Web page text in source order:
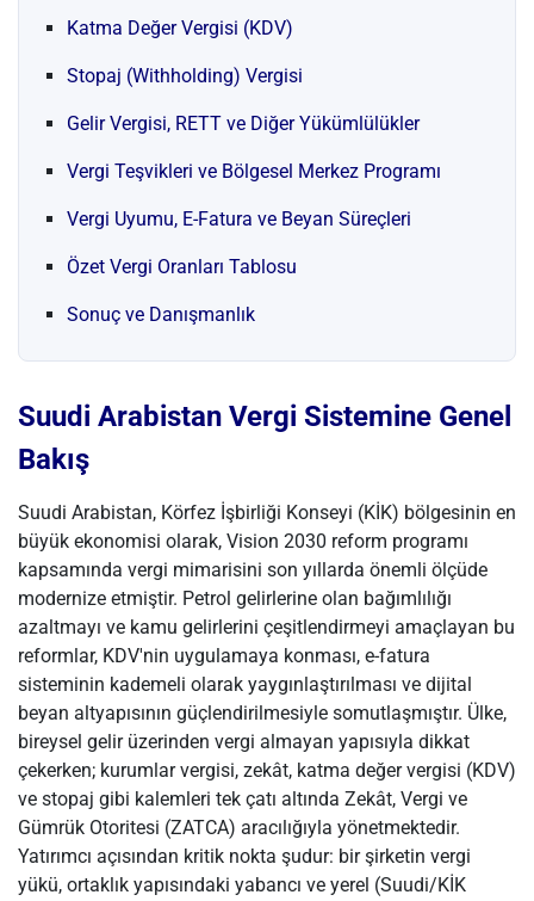
Katma Değer Vergisi (KDV)
Stopaj (Withholding) Vergisi
Gelir Vergisi, RETT ve Diğer Yükümlülükler
Vergi Teşvikleri ve Bölgesel Merkez Programı
Vergi Uyumu, E-Fatura ve Beyan Süreçleri
Özet Vergi Oranları Tablosu
Sonuç ve Danışmanlık
Suudi Arabistan Vergi Sistemine Genel
Bakış
Suudi Arabistan, Körfez İşbirliği Konseyi (KİK) bölgesinin en
büyük ekonomisi olarak, Vision 2030 reform programı
kapsamında vergi mimarisini son yıllarda önemli ölçüde
modernize etmiştir. Petrol gelirlerine olan bağımlılığı
azaltmayı ve kamu gelirlerini çeşitlendirmeyi amaçlayan bu
reformlar, KDV'nin uygulamaya konması, e-fatura
sisteminin kademeli olarak yaygınlaştırılması ve dijital
beyan altyapısının güçlendirilmesiyle somutlaşmıştır. Ülke,
bireysel gelir üzerinden vergi almayan yapısıyla dikkat
çekerken; kurumlar vergisi, zekât, katma değer vergisi (KDV)
ve stopaj gibi kalemleri tek çatı altında Zekât, Vergi ve
Gümrük Otoritesi (ZATCA) aracılığıyla yönetmektedir.
Yatırımcı açısından kritik nokta şudur: bir şirketin vergi
yükü, ortaklık yapısındaki yabancı ve yerel (Suudi/KİK